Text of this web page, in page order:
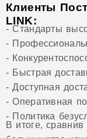
Клиенты
LINK:
- Стандарты
-
-
- Быстрая
- Доступная
- Оперативная
- Политика
В итоге,